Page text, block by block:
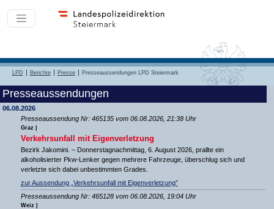
LPD Berichte Presse Presseaussendungen LPD Steiermark
Presseaussendungen
06.08.2026
Presseaussendung Nr: 465135 vom 06.08.2026, 21:38 Uhr
Graz |
Verkehrsunfall mit Eigenverletzung
Bezirk Jakomini. – Donnerstagnachmittag, 6. August 2026, prallte ein
alkoholisierter Pkw-Lenker gegen mehrere Fahrzeuge, überschlug sich und
verletzte sich dabei unbestimmten Grades.
zur Aussendung „Verkehrsunfall mit Eigenverletzung”
Presseaussendung Nr: 465128 vom 06.08.2026, 19:04 Uhr
Weiz |